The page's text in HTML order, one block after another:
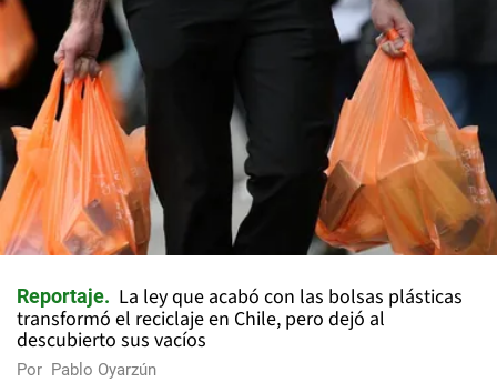
Reportaje
La ley que acabó con las bolsas plásticas
transformó el reciclaje en Chile, pero dejó al
descubierto sus vacíos
Por Pablo Oyarzún